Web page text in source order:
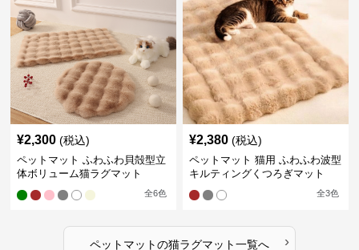
¥2,300 (税込)
ペットマット ふわふわ貝殻型立
体ボリューム猫ラグマット
全6色
¥2,380 (税込)
ペットマット 猫用 ふわふわ波型
キルティングくつろぎマット
全3色
ペットマットの猫ラグマット一覧へ ›